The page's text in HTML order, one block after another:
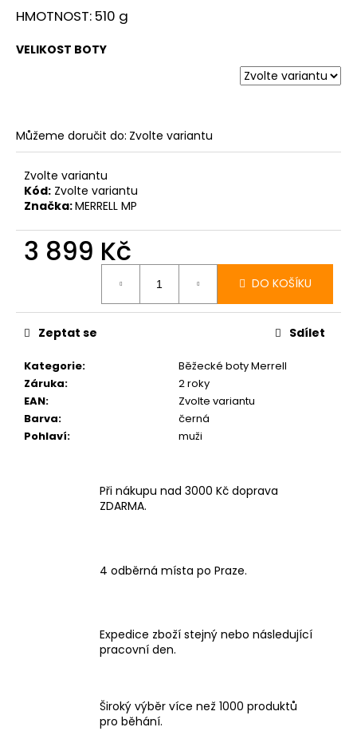
HMOTNOST: 510 g
VELIKOST BOTY
Můžeme doručit do: Zvolte variantu
Zvolte variantu
Kód: Zvolte variantu
Značka:MERRELL MP
3 899 Kč
DO KOŠÍKU
Kategorie:
Běžecké boty Merrell
Záruka:
2 roky
EAN:
Zvolte variantu
Barva:
černá
Pohlaví: muži
Zeptat se Sdílet
Při nákupu nad 3000 Kč doprava
ZDARMA.
4 odběrná místa po Praze.
Expedice zboží stejný nebo následující
pracovní den.
Široký výběr více než 1000 produktů
pro běhání.